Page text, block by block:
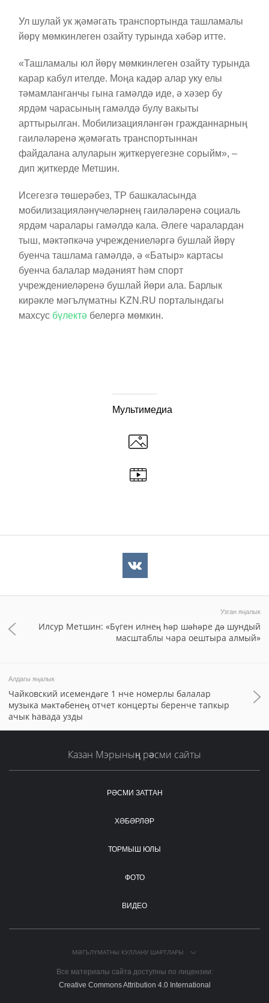
Ул шулай ук җәмәгать транспортында ташламалы
йөрү мөмкинлеген озайту турында хәбәр итте.
«Ташламалы юл йөрү мөмкинлеген озайту турында
карар кабул ителде. Моңа кадәр алар уку елы
тәмамланганчы гына гамәлдә иде, ә хәзер бу
ярдәм чарасының гамәлдә булу вакыты
арттырылган. Мобилизацияләнгән гражданнарның
гаиләләренә җәмәгать транспортыннан
файдалана алуларын җиткерүегезне сорыйм», –
дип җиткерде Метшин.
Исегезгә төшерәбез, ТР башкаласында
мобилизацияләнүчеләрнең гаиләләренә социаль
ярдәм чаралары гамәлдә кала. Әлеге чаралардан
тыш, мәктәпкәчә учреждениеләргә бушлай йөрү
буенча ташлама гамәлдә, ә «Батыр» картасы
буенча балалар мәдәният һәм спорт
учреждениеләренә бушлай йөри ала. Барлык
кирәкле мәгълүматны KZN.RU порталындагы
махсус бүлектә белергә мөмкин.
Мультимедиа
Узган яңалык
Илсур Метшин: «Бүген илнең һәр шәһәре дә шундый
масштаблы чара оештыра алмый»
Алдагы яңалык
Чайковский исемендәге 1 нче номерлы балалар
музыка мәктәбенең отчет концерты беренче тапкыр
ачык һавада узды
Казан Мэрының рәсми сайты
РӘСМИ ЗАТТАН
ХӘБӘРЛӘР
ТОРМЫШ ЮЛЫ
ФОТО
ВИДЕО
МӘГЪЛҮМАТНЫ КУЛЛАНУ ШАРТЛАРЫ
Все материалы сайта доступны по лицензии:
Creative Commons Attribution 4.0 International